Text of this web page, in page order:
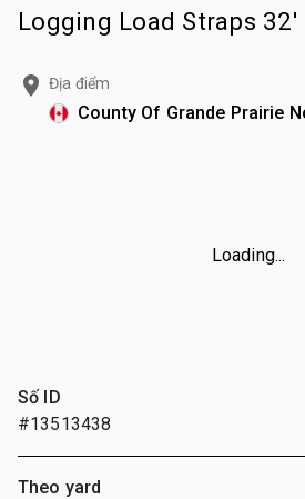
Logging Load Straps 32'
Địa điểm
County Of Grande Prairie
Loading...
Số ID
#13513438
Theo yard